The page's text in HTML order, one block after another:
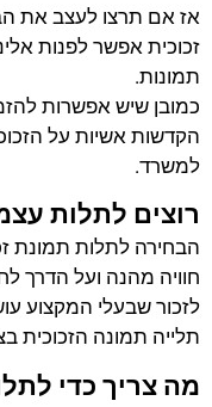
אז אם תרצו לעצב את
זכוכית אפשר לפנות
תמונות.
כמובן שיש אפשרות
הקדשות אשיות על
למשרד.
רוצים לתלות
הבחירה לתלות תמונת
חוויה מהנה ועל הדרך
לזכור שבעלי המקצוע
תלייה תמונה הזכוכית
מה צריך כדי